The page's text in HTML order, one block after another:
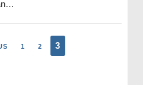
1 2 3